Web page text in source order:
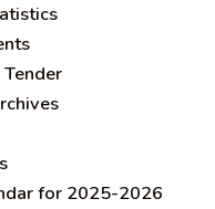
for 2025-2026